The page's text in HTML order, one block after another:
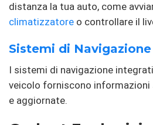
distanza la tua auto, come
climatizzatore o controllare il
Sistemi di Navigazione
I sistemi di navigazione
veicolo forniscono informazioni
e aggiornate.